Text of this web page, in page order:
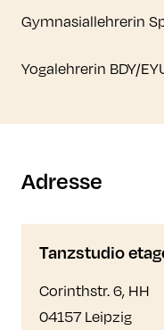
Gymnasiallehrerin
Yogalehrerin BDY/
Adresse
Tanzstudio
Corinthstr. 6, HH
04157 Leipzig